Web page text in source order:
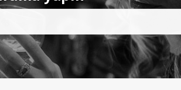
JET CARD KÜÇÜK KABİNLİ UÇAKLAR
ORTA KABİNLİ UÇAKLAR